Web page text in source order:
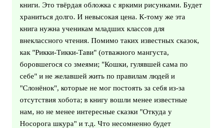
книги. Это твёрдая обложка с яркими рисунками. Будет
храниться долго. И невысокая цена. К-тому же эта
книга нужна ученикам младших классов для
внеклассного чтения. Помимо таких известных сказок,
как "Рикки-Тикки-Тави" (отважного мангуста,
боровшегося со змеями; "Кошки, гулявшей сама по
себе" и не желавшей жить по правилам людей и
"Слонёнок", которые не мог постоять за себя из-за
отсутствия хобота; в книгу вошли менее известные
нам, но не менее интересные сказки "Откуда у
Носорога шкура" и т.д. Что несомненно будет